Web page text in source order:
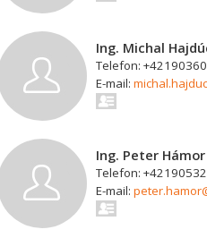
Ing. Michal
Telefon:
E-mail:
Ing. Peter Hámor
Telefon:
E-mail: